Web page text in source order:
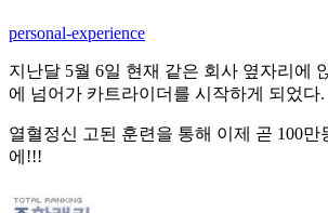
personal-experience
지난달 5월 6일 현재 같은 회사 옆자리에
에 넘어가 카트라이더를 시작하게 되었다.
열혈정신 고된 훈련을 통해 이제 곧 100만
에!!!